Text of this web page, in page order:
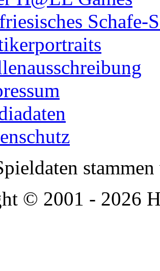
Schafe-
© 2001 - 2026